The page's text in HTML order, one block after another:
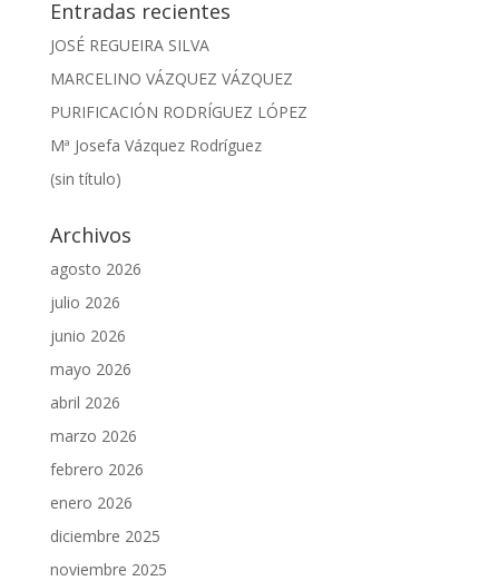
Entradas recientes
JOSÉ REGUEIRA SILVA
MARCELINO VÁZQUEZ VÁZQUEZ
PURIFICACIÓN RODRÍGUEZ LÓPEZ
Mª Josefa Vázquez Rodríguez
(sin título)
Archivos
agosto 2026
julio 2026
junio 2026
mayo 2026
abril 2026
marzo 2026
febrero 2026
enero 2026
diciembre 2025
noviembre 2025